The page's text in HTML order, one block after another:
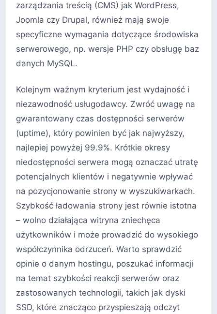
zarządzania treścią (CMS) jak WordPress,
Joomla czy Drupal, również mają swoje
specyficzne wymagania dotyczące środowiska
serwerowego, np. wersje PHP czy obsługę baz
danych MySQL.
Kolejnym ważnym kryterium jest wydajność i
niezawodność usługodawcy. Zwróć uwagę na
gwarantowany czas dostępności serwerów
(uptime), który powinien być jak najwyższy,
najlepiej powyżej 99.9%. Krótkie okresy
niedostępności serwera mogą oznaczać utratę
potencjalnych klientów i negatywnie wpływać
na pozycjonowanie strony w wyszukiwarkach.
Szybkość ładowania strony jest równie istotna
– wolno działająca witryna zniechęca
użytkowników i może prowadzić do wysokiego
współczynnika odrzuceń. Warto sprawdzić
opinie o danym hostingu, poszukać informacji
na temat szybkości reakcji serwerów oraz
zastosowanych technologii, takich jak dyski
SSD, które znacząco przyspieszają odczyt